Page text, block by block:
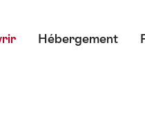
Hébergement